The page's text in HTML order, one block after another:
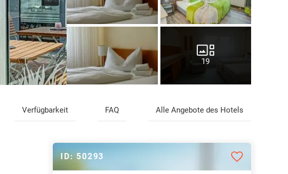
19
Verfügbarkeit FAQ Alle Angebote des Hotels
ID: 50293